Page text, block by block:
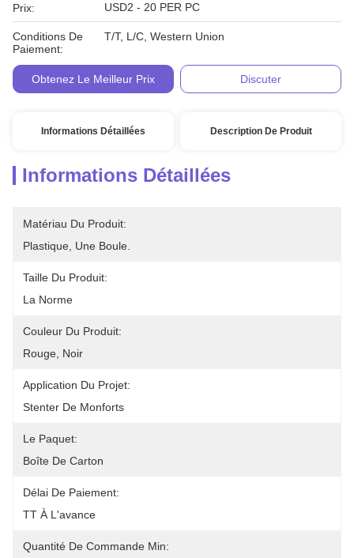
Prix: USD2 - 20 PER PC
Conditions De
Paiement:
T/T, L/C, Western Union
Obtenez Le Meilleur Prix Discuter
Informations Détaillées Description De Produit
Informations Détaillées
Matériau Du Produit:
Plastique, Une Boule.
Taille Du Produit:
La Norme
Couleur Du Produit:
Rouge, Noir
Application Du Projet:
Stenter De Monforts
Le Paquet:
Boîte De Carton
Délai De Paiement:
TT À L'avance
Quantité De Commande Min: